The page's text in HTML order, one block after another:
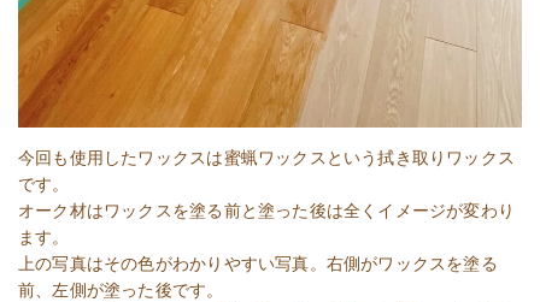
今回も使用したワックスは蜜蝋ワックスという拭き取りワックス
です。
オーク材はワックスを塗る前と塗った後は全くイメージが変わり
ます。
上の写真はその色がわかりやすい写真。右側がワックスを塗る
前、左側が塗った後です。